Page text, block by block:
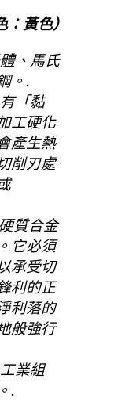
黃色）
、馬氏
。.
「黏
工硬化
產生熱
削刃處
質合金
它必須
承受切
利的正
利落的
般強行
業組
.